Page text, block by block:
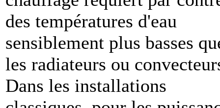
des températures d'eau
sensiblement plus basses
les radiateurs ou
Dans les installations